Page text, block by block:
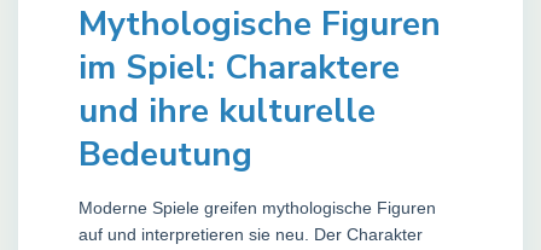
Mythologische Figuren
im Spiel: Charaktere
und ihre kulturelle
Bedeutung
Moderne Spiele greifen mythologische Figuren
auf und interpretieren sie neu. Der Charakter